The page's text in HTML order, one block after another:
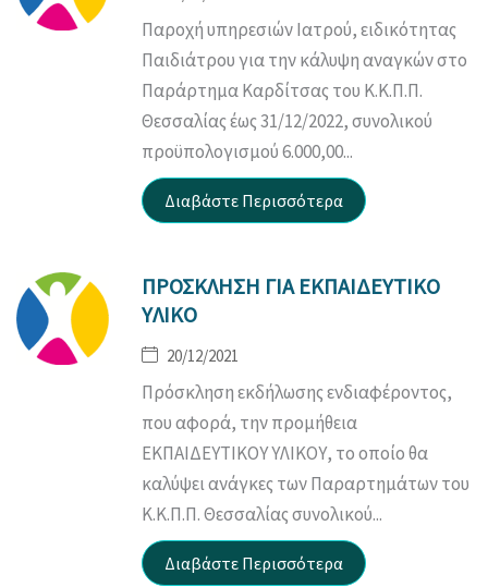
Παροχή υπηρεσιών Ιατρού, ειδικότητας
Παιδιάτρου για την κάλυψη αναγκών στο
Παράρτημα Καρδίτσας του Κ.Κ.Π.Π.
Θεσσαλίας έως 31/12/2022, συνολικού
προϋπολογισμού 6.000,00...
ΠΡΟΣΚΛΗΣΗ ΓΙΑ ΕΚΠΑΙΔΕΥΤΙΚΟ
ΥΛΙΚΟ
20/12/2021
Πρόσκληση εκδήλωσης ενδιαφέροντος,
που αφορά, την προμήθεια
ΕΚΠΑΙΔΕΥΤΙΚΟΥ ΥΛΙΚΟΥ, το οποίο θα
καλύψει ανάγκες των Παραρτημάτων του
Κ.Κ.Π.Π. Θεσσαλίας συνολικού...